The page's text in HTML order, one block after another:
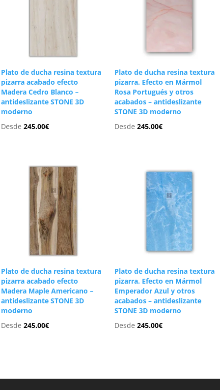
Plato de ducha resina textura
pizarra acabado efecto
Madera Cedro Blanco –
antideslizante STONE 3D
moderno
Desde245.00€
Plato de ducha resina textura
pizarra. Efecto en Mármol
Rosa Portugués y otros
acabados – antideslizante
STONE 3D moderno
Desde 245.00€
Plato de ducha resina textura
pizarra acabado efecto
Madera Maple Americano –
antideslizante STONE 3D
moderno
Desde245.00€
Plato de ducha resina textura
pizarra. Efecto en Mármol
Emperador Azul y otros
acabados – antideslizante
STONE 3D moderno
Desde 245.00€